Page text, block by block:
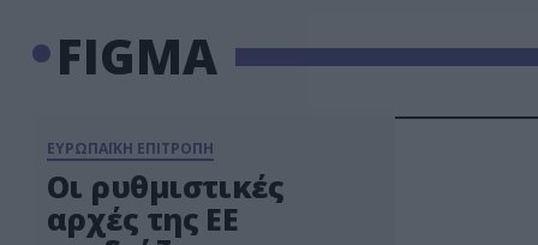
FIGMA
ΕΥΡΩΠΑΪΚΗ ΕΠΙΤΡΟΠΗ
Οι ρυθμιστικές
αρχές της ΕΕ